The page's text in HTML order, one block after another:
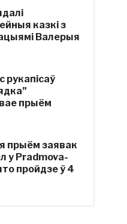
казкі з
Валерыя
рукапісаў
прыём
прыём заявак
у Pradmova-
пройдзе ў 4